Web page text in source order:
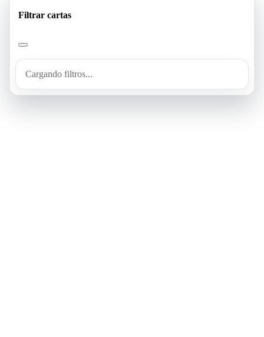
Filtrar cartas
Cargando filtros...